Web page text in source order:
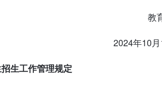
教
2024年10月
生工作管理规定